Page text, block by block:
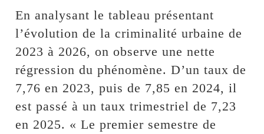
En analysant le tableau présentant
l’évolution de la criminalité urbaine de
2023 à 2026, on observe une nette
régression du phénomène. D’un taux de
7,76 en 2023, puis de 7,85 en 2024, il
est passé à un taux trimestriel de 7,23
en 2025. « Le premier semestre de